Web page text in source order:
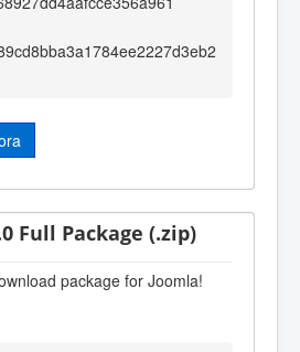
Full Package (.zip)
package for Joomla!